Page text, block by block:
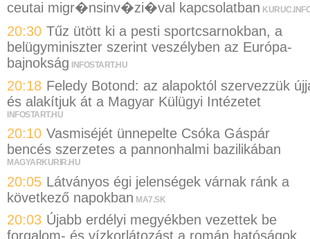
ceutai migr�nsinv�zi�val kapcsolatban
20:30 Tűz ütött ki a pesti sportcsarnokban, a
belügyminiszter szerint veszélyben az Európa-
bajnokság
INFOSTART.HU
20:18 Feledy Botond: az alapoktól szervezzük
és alakítjuk át a Magyar Külügyi Intézetet
INFOSTART.HU
20:10 Vasmiséjét ünnepelte Csóka Gáspár
bencés szerzetes a pannonhalmi bazilikában
MAGYARKURIR.HU
20:05 Látványos égi jelenségek várnak ránk a
következő napokban MA7.SK
20:03 Újabb erdélyi megyékben vezettek be
forgalom- és vízkorlátozást a román hatóságok